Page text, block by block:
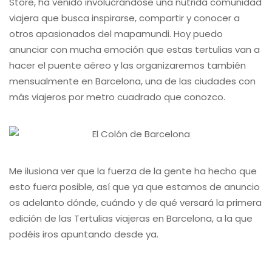
viajera que busca inspirarse, compartir y conocer a
otros apasionados del mapamundi. Hoy puedo
anunciar con mucha emoción que estas tertulias van a
hacer el puente aéreo y las organizaremos también
mensualmente en Barcelona, una de las ciudades con
más viajeros por metro cuadrado que conozco.
Me ilusiona ver que la fuerza de la gente ha hecho que
esto fuera posible, así que ya que estamos de anuncio
os adelanto dónde, cuándo y de qué versará la primera
edición de las Tertulias viajeras en Barcelona, a la que
podéis iros apuntando desde ya.